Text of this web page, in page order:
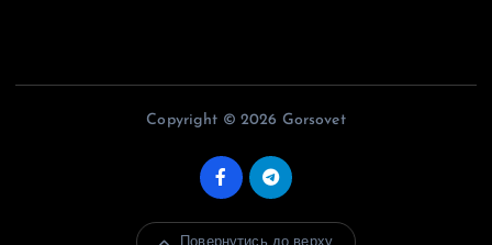
Copyright © 2026 Gorsovet